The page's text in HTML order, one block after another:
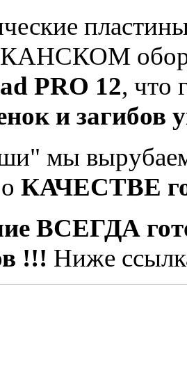
PRO 12, что
и загибов
мы
КАЧЕСТВЕ
ВСЕГДА
!!! Ниже